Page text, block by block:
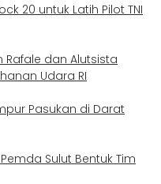
20 untuk Latih Pilot TNI
Rafale dan Alutsista
Udara RI
Pasukan di Darat
Sulut Bentuk Tim